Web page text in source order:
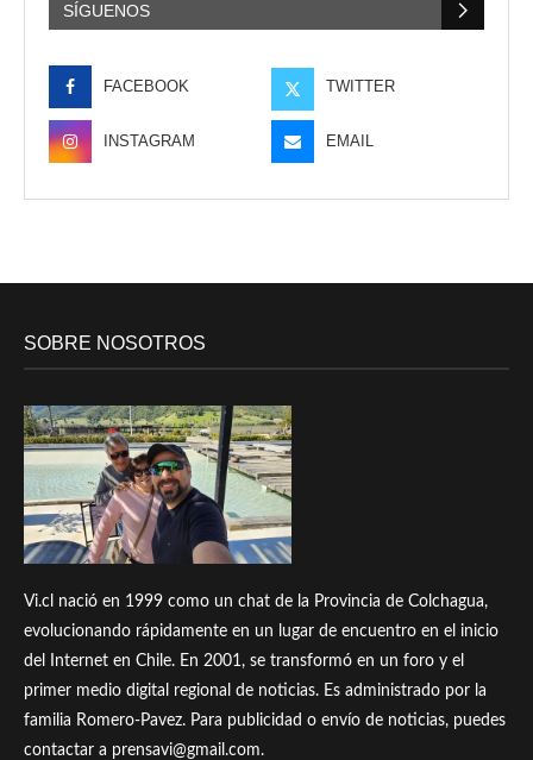
SÍGUENOS
FACEBOOK TWITTER
INSTAGRAM EMAIL
SOBRE NOSOTROS
Vi.cl nació en 1999 como un chat de la Provincia de Colchagua,
evolucionando rápidamente en un lugar de encuentro en el inicio
del Internet en Chile. En 2001, se transformó en un foro y el
primer medio digital regional de noticias. Es administrado por la
familia Romero-Pavez. Para publicidad o envío de noticias, puedes
contactar a prensavi@gmail.com.